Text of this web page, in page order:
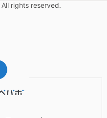
rights reserved.